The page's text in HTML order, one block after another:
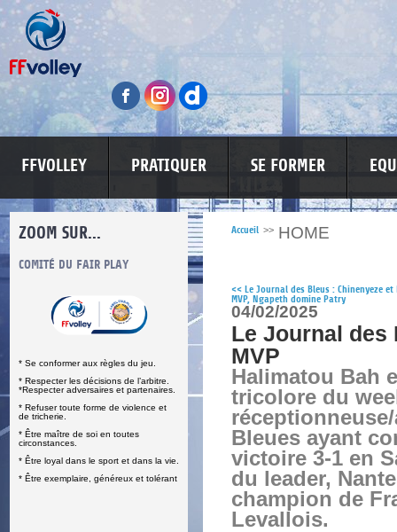
FFVOLLEY PRATIQUER SE FORMER
ZOOM SUR...
COMITÉ DU FAIR PLAY
* Se conformer aux règles du jeu.
* Respecter les décisions de l’arbitre.
*Respecter adversaires et partenaires.
* Refuser toute forme de violence et
de tricherie.
* Être maître de soi en toutes
circonstances.
* Être loyal dans le sport et dans la vie.
* Être exemplaire, généreux et tolérant
LUTTE CONTRE LES VIOLENCES
Accueil >> HOME
<< Le Journal des Bleus : Chinenyeze et
MVP, Ngapeth domine Patry
04/02/2025
Le Journal des
MVP
Halimatou Bah
tricolore du
Bleues ayant
victoire 3-1 en
du leader,
champion de
Levallois.